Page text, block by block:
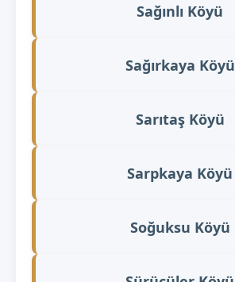
Sağınlı Köyü
Sağırkaya Köyü
Sarıtaş Köyü
Sarpkaya Köyü
Soğuksu Köyü